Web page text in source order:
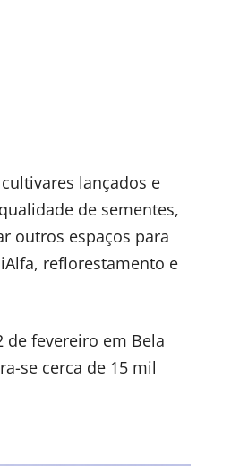
lançados e
de sementes,
outros espaços para
reflorestamento e
de fevereiro em Bela
se cerca de 15 mil